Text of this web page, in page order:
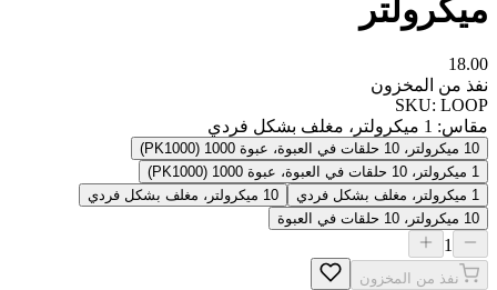
ميكرولتر
18.00
نفذ من المخزون
SKU:LOOP
مقاس :1 ميكرولتر، مغلف بشكل فردي
10 ميكرولتر، 10 حلقات في العبوة، عبوة 1000 (PK1000)
10 ميكرولتر، مغلف بشكل فردي
10 ميكرولتر، 10 حلقات في العبوة
نفذ من المخزون